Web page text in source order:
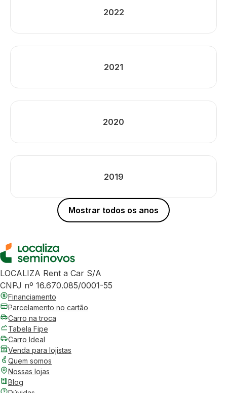
2022
2021
2020
2019
Mostrar todos os anos
LOCALIZA Rent a Car S/A
CNPJ nº 16.670.085/0001-55
Financiamento
Parcelamento no cartão
Carro na troca
Tabela Fipe
Carro Ideal
Venda para lojistas
Quem somos
Nossas lojas
Blog